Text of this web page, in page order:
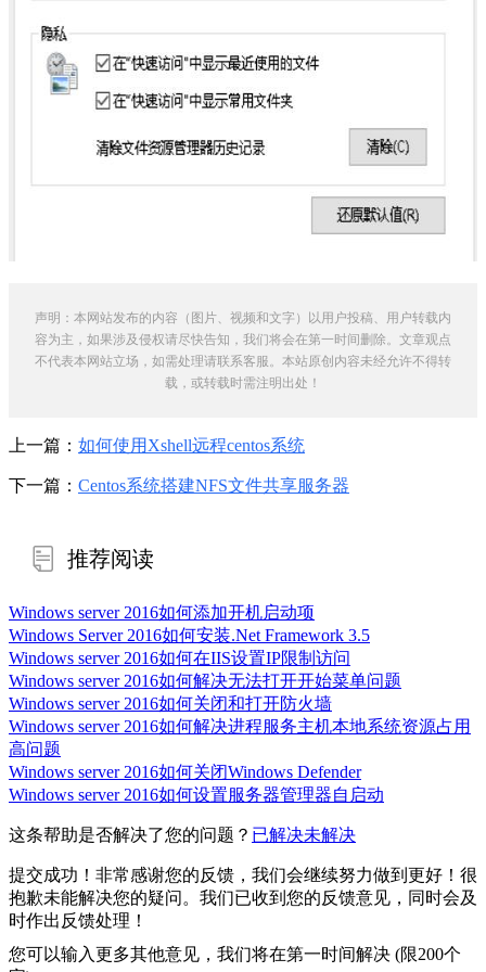
声明：本网站发布的内容（图片、视频和文字）以用户投稿、用户转载内
容为主，如果涉及侵权请尽快告知，我们将会在第一时间删除。文章观点
不代表本网站立场，如需处理请联系客服。本站原创内容未经允许不得转
载，或转载时需注明出处！
上一篇： 如何使用Xshell远程centos系统
下一篇： Centos系统搭建NFS文件共享服务器
推荐阅读
Windows server 2016如何添加开机启动项
Windows Server 2016如何安装.Net Framework 3.5
Windows server 2016如何在IIS设置IP限制访问
Windows server 2016如何解决无法打开开始菜单问题
Windows server 2016如何关闭和打开防火墙
Windows server 2016如何解决进程服务主机本地系统资源占用
高问题
Windows server 2016如何关闭Windows Defender
Windows server 2016如何设置服务器管理器自启动
这条帮助是否解决了您的问题？ 已解决未解决
提交成功！非常感谢您的反馈，我们会继续努力做到更好！ 很
抱歉未能解决您的疑问。我们已收到您的反馈意见，同时会及
时作出反馈处理！
您可以输入更多其他意见，我们将在第一时间解决 (限200个